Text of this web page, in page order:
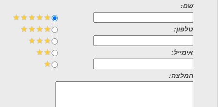
שם:
טלפון:
אימייל:
המלצה: